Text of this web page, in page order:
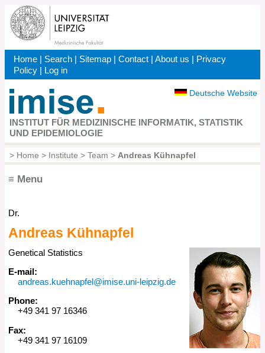
Skip
to
main
content
Kopfbereich
Home | Search | Sitemap |Contact |About us | Privacy
Policy | Log in
Deutsche Website
INSTITUT FÜR MEDIZINISCHE INFORMATIK, STATISTIK
UND EPIDEMIOLOGIE
Breadcrumb
> Home > Institute > Team > Andreas Kühnapfel
≡ Menu
Hauptnavigation
Dr.
Andreas Kühnapfel
Genetical Statistics
E-mail:
andreas.kuehnapfel@imise.uni-leipzig.de
Phone:
+49 341 97 16346
Fax:
+49 341 97 16109